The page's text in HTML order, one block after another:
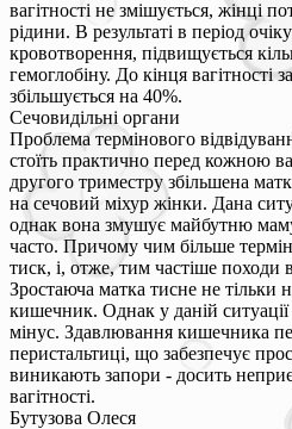
вагітності не змішується, жінці
рідини. В результаті в період
кровотворення, підвищується
гемоглобіну. До кінця вагітності
збільшується на 40%.
Сечовидільні органи
Проблема термінового
стоїть практично перед кожною
другого триместру збільшена
на сечовий міхур жінки. Дана
однак вона змушує майбутню
часто. Причому чим більше
тиск, і, отже, тим частіше походи
Зростаюча матка тисне не тільки
кишечник. Однак у даній
мінус. Здавлювання кишечника
перистальтиці, що забезпечує
виникають запори - досить
вагітності.
Бутузова Олеся